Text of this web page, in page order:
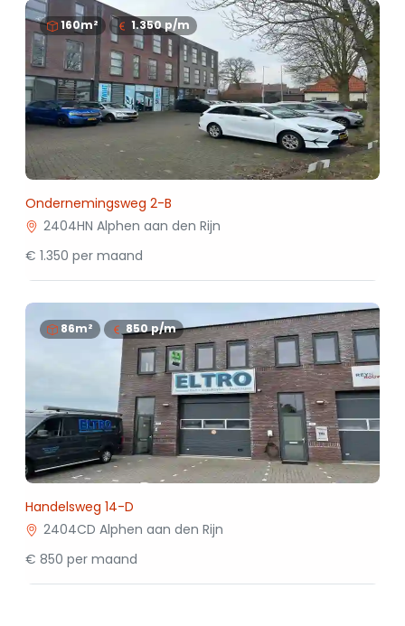
160m² 1.350p/m
Ondernemingsweg 2-B
2404HN Alphen aan den Rijn
€ 1.350 per maand
86m² 850p/m
Handelsweg 14-D
2404CD Alphen aan den Rijn
€ 850 per maand